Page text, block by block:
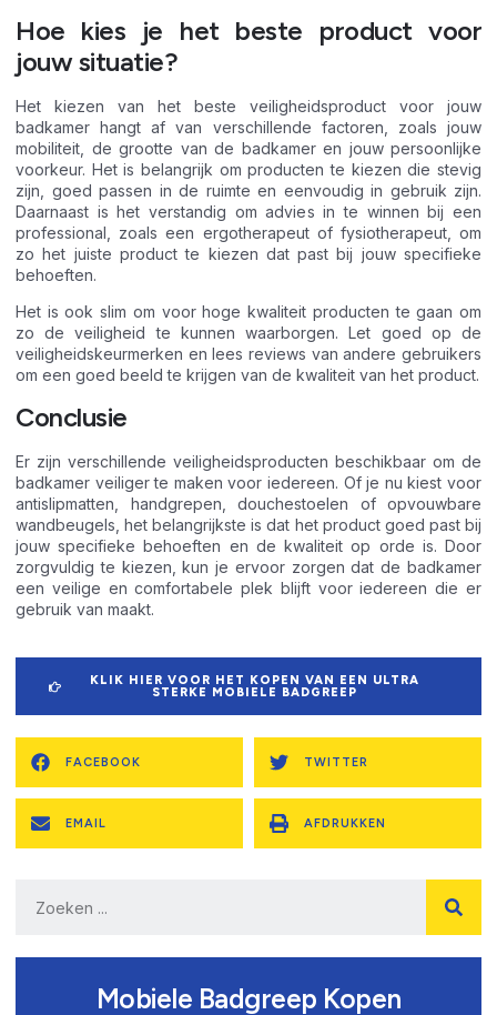
Hoe kies je het beste product voor
jouw situatie?
Het kiezen van het beste veiligheidsproduct voor jouw
badkamer hangt af van verschillende factoren, zoals jouw
mobiliteit, de grootte van de badkamer en jouw persoonlijke
voorkeur. Het is belangrijk om producten te kiezen die stevig
zijn, goed passen in de ruimte en eenvoudig in gebruik zijn.
Daarnaast is het verstandig om advies in te winnen bij een
professional, zoals een ergotherapeut of fysiotherapeut, om
zo het juiste product te kiezen dat past bij jouw specifieke
behoeften.
Het is ook slim om voor hoge kwaliteit producten te gaan om
zo de veiligheid te kunnen waarborgen. Let goed op de
veiligheidskeurmerken en lees reviews van andere gebruikers
om een goed beeld te krijgen van de kwaliteit van het product.
Conclusie
Er zijn verschillende veiligheidsproducten beschikbaar om de
badkamer veiliger te maken voor iedereen. Of je nu kiest voor
antislipmatten, handgrepen, douchestoelen of opvouwbare
wandbeugels, het belangrijkste is dat het product goed past bij
jouw specifieke behoeften en de kwaliteit op orde is. Door
zorgvuldig te kiezen, kun je ervoor zorgen dat de badkamer
een veilige en comfortabele plek blijft voor iedereen die er
gebruik van maakt.
KLIK HIER VOOR HET KOPEN VAN EEN ULTRA
STERKE MOBIELE BADGREEP
FACEBOOK TWITTER
EMAIL AFDRUKKEN
Mobiele Badgreep Kopen